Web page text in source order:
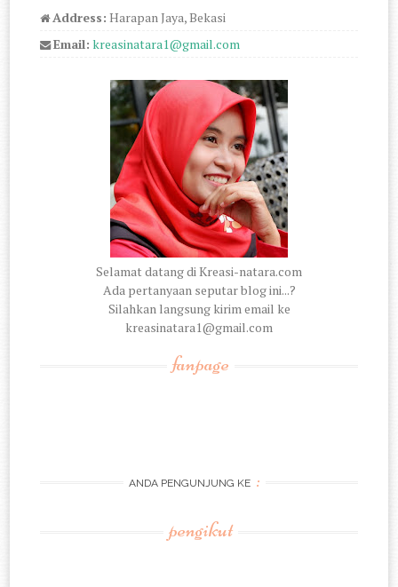
Address: Harapan Jaya, Bekasi
Email: kreasinatara1@gmail.com
Selamat datang di Kreasi-natara.com
Ada pertanyaan seputar blog ini...?
Silahkan langsung kirim email ke
kreasinatara1@gmail.com
fanpage
ANDA PENGUNJUNG KE :
pengikut